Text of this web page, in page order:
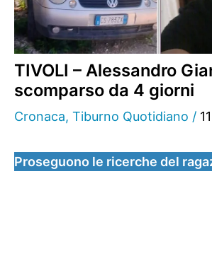
TIVOLI – Alessandro
scomparso da 4 giorni
Cronaca, Tiburno Quotidiano /
Proseguono le ricerche del